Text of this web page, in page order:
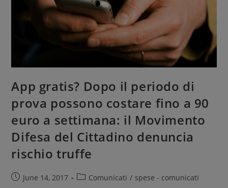
App gratis? Dopo il periodo di
prova possono costare fino a 90
euro a settimana: il Movimento
Difesa del Cittadino denuncia
rischio truffe
June 14, 2017 Comunicati / spese - comunicati